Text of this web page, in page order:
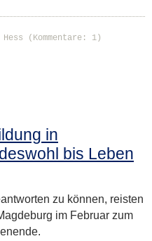
(Kommentare: 1)
in
bis Leben
zu können, reisten
im Februar zum